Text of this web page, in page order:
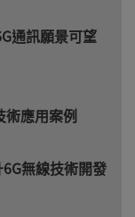
通訊願景可望
術應用案例
無線技術開發